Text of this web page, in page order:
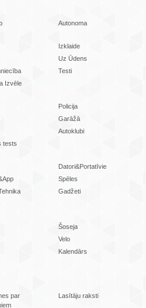
Autonoma
Izklaide
Uz Ūdens
Testi
Izvēle
Policija
Garāžā
Autoklubi
tests
Datori&Portatīvie
Spēles
Gadžeti
Šoseja
Velo
Kalendārs
par
Lasītāju raksti